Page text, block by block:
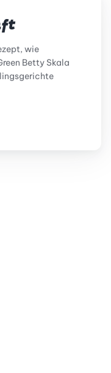
wie
Betty Skala